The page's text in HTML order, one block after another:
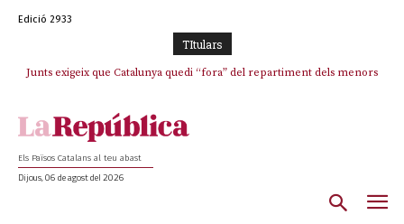
Edició 2933
TItulars
Junts exigeix que Catalunya quedi “fora” del repartiment dels menors
Els Països Catalans al teu abast
Dijous, 06 de agost del 2026